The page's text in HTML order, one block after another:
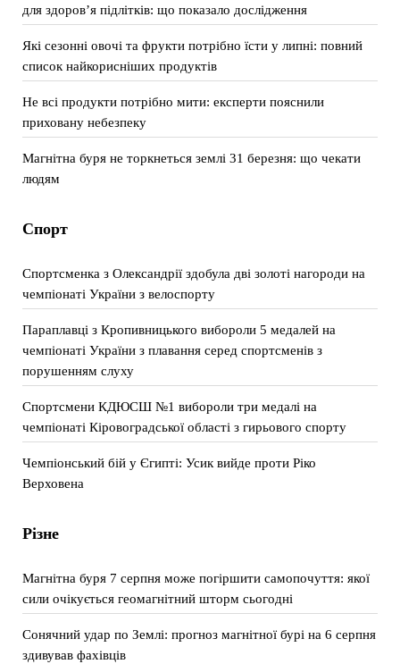
для здоров’я підлітків: що показало дослідження
Які сезонні овочі та фрукти потрібно їсти у липні: повний
список найкорисніших продуктів
Не всі продукти потрібно мити: експерти пояснили
приховану небезпеку
Магнітна буря не торкнеться землі 31 березня: що чекати
людям
Спорт
Спортсменка з Олександрії здобула дві золоті нагороди на
чемпіонаті України з велоспорту
Параплавці з Кропивницького вибороли 5 медалей на
чемпіонаті України з плавання серед спортсменів з
порушенням слуху
Спортсмени КДЮСШ №1 вибороли три медалі на
чемпіонаті Кіровоградської області з гирьового спорту
Чемпіонський бій у Єгипті: Усик вийде проти Ріко
Верховена
Різне
Магнітна буря 7 серпня може погіршити самопочуття: якої
сили очікується геомагнітний шторм сьогодні
Сонячний удар по Землі: прогноз магнітної бурі на 6 серпня
здивував фахівців